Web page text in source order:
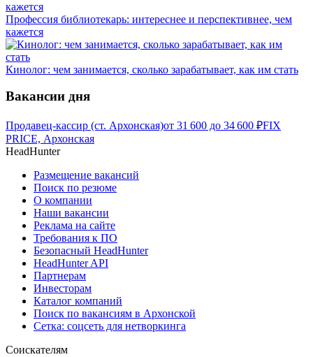
Профессия библиотекарь: интереснее и перспективнее, чем
кажется
Кинолог: чем занимается, сколько зарабатывает, как им стать
Вакансии дня
Продавец-кассир (ст. Архонская)от 31 600 до 34 600 ₽FIX
PRICE, Архонская
HeadHunter
Размещение вакансий
Поиск по резюме
О компании
Наши вакансии
Реклама на сайте
Требования к ПО
Безопасный HeadHunter
HeadHunter API
Партнерам
Инвесторам
Каталог компаний
Поиск по вакансиям в Архонской
Сетка: соцсеть для нетворкинга
Соискателям